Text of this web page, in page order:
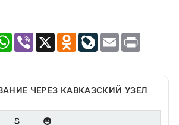
WhatsApp
Viber X Odnoklassniki
LiveJournal
Email Print
ЧЕРЕЗ КАВКАЗСКИЙ УЗЕЛ